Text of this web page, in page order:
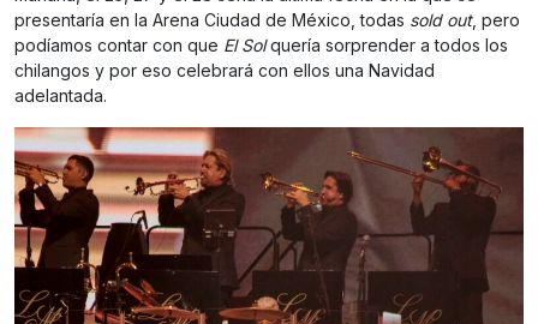
presentaría en la Arena Ciudad de México, todas sold out, pero
podíamos contar con que El Solquería sorprender a todos los
chilangos y por eso celebrará con ellos una Navidad
adelantada.